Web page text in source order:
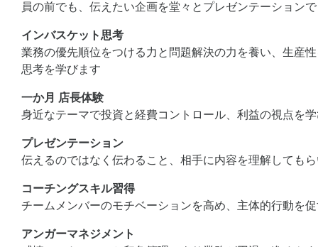
員の前でも、伝えたい企画を堂々とプレゼンテーション
インバスケット思考
業務の優先順位をつける力と問題解決の力を養い、生産
思考を学びます
一か月 店長体験
身近なテーマで投資と経費コントロール、利益の視点を
プレゼンテーション
伝えるのではなく伝わること、相手に内容を理解しても
コーチングスキル習得
チームメンバーのモチベーションを高め、主体的行動を
アンガーマネジメント